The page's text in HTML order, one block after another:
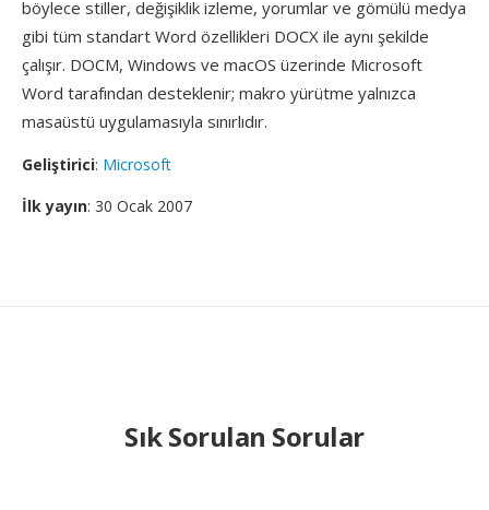
böylece stiller, değişiklik izleme, yorumlar ve gömülü medya
gibi tüm standart Word özellikleri DOCX ile aynı şekilde
çalışır. DOCM, Windows ve macOS üzerinde Microsoft
Word tarafından desteklenir; makro yürütme yalnızca
masaüstü uygulamasıyla sınırlıdır.
Geliştirici: Microsoft
İlk yayın: 30 Ocak 2007
Sık Sorulan Sorular